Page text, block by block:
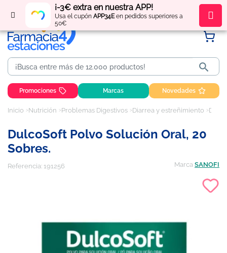
¡-3€ extra en nuestra APP!
Usa el cupón APP34Een pedidos superiores a
50€
Regístratey obténpuntos por tus compras

Promociones Marcas Novedades
Inicio Nutrición Problemas Digestivos Diarrea y estreñimiento
DulcoSoft Polvo Solución Oral, 20
Sobres.
Referencia: 191256 Marca SANOFI